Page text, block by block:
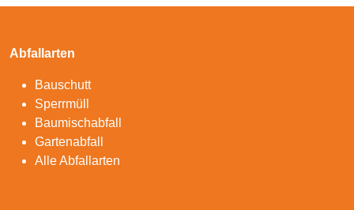
Abfallarten
Bauschutt
Sperrmüll
Baumischabfall
Gartenabfall
Alle Abfallarten